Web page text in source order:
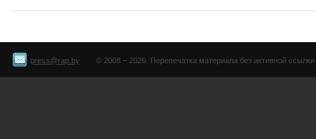
press@rap.by © 2008 – 2026. Перепечатка материала без активной